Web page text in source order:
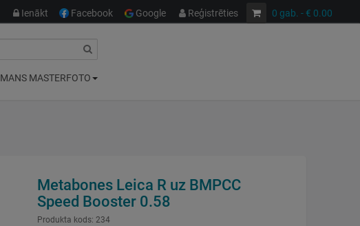
0 gab. - € 0.00
Ienākt Facebook Google Reģistrēties
MANS MASTERFOTO
Metabones Leica R uz BMPCC
Speed Booster 0.58
Produkta kods: 234